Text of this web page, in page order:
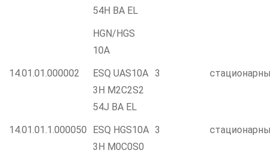
54H BA EL
HGN/HGS
10А
14.01.01.000002
ESQ UAS10A
3H M2C2S2
54J BA EL
3
14.01.01.1.000050
ESQ HGS10A
3H M0C0S0
3